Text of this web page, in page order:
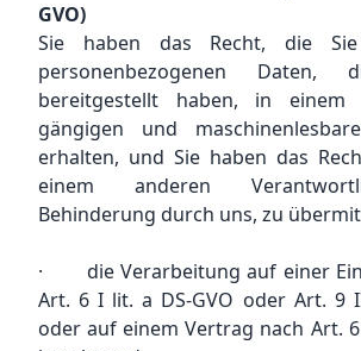
GVO)
Sie haben das Recht, die Sie
personenbezogenen
bereitgestellt haben, in einem
gängigen und
erhalten, und Sie haben das
einem anderen
Behinderung durch uns, zu
· die Verarbeitung auf einer
Art. 6 I lit. a DS-GVO oder Art. 9
oder auf einem Vertrag nach Art. 6